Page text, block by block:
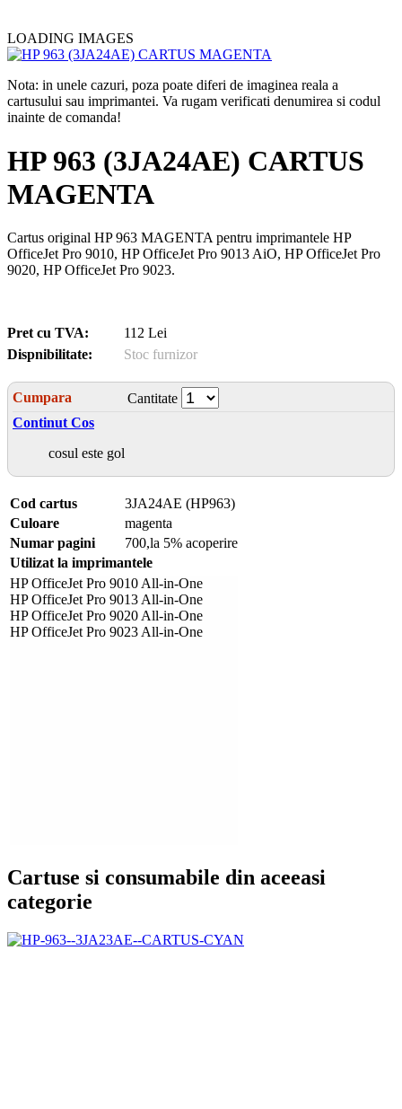
LOADING IMAGES
Nota: in unele cazuri, poza poate diferi de imaginea reala a
cartusului sau imprimantei. Va rugam verificati denumirea si codul
inainte de comanda!
HP 963 (3JA24AE) CARTUS
MAGENTA
Cartus original HP 963 MAGENTA pentru imprimantele HP
OfficeJet Pro 9010, HP OfficeJet Pro 9013 AiO, HP OfficeJet Pro
9020, HP OfficeJet Pro 9023.
Pret cu TVA:
112 Lei
Dispnibilitate:
Stoc furnizor
Cumpara
Cantitate
Continut Cos
cosul este gol
Cod cartus
3JA24AE (HP963)
Culoare
magenta
Numar pagini
700,la 5% acoperire
Utilizat la imprimantele
HP OfficeJet Pro 9010 All-in-One
HP OfficeJet Pro 9013 All-in-One
HP OfficeJet Pro 9020 All-in-One
HP OfficeJet Pro 9023 All-in-One
Cartuse si consumabile din aceeasi
categorie